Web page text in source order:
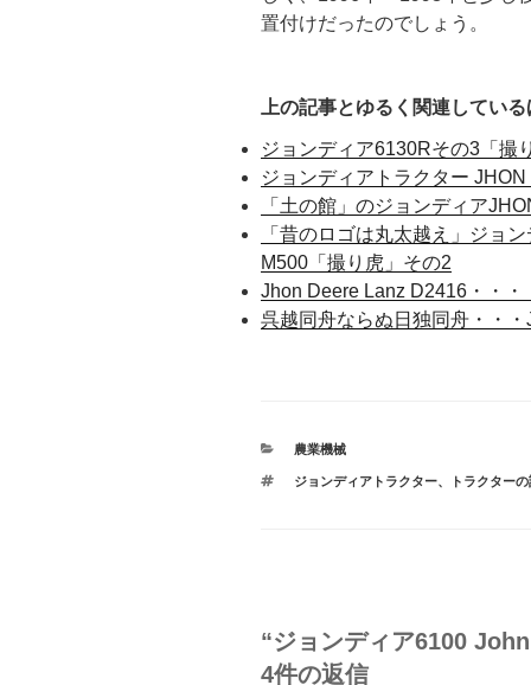
置付けだったのでしょう。
上の記事とゆるく関連してい
ジョンディア6130Rその3「撮
ジョンディアトラクター
「土の館」のジョンディア
「昔のロゴは丸太越え」ジョ
M500「撮り虎」その2
Jhon Deere Lanz D2416・・
呉越同舟ならぬ日独同舟・・
カ
ゴ
農業機械
タ
ジョンディアトラクター、 トラクター
“ジョンディア6100
4件の返信